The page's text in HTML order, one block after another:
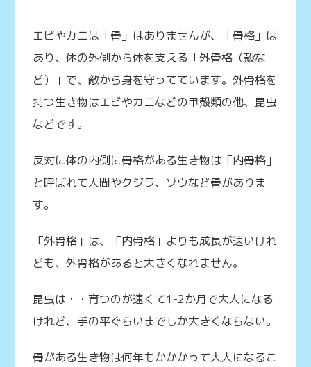
エビやカニは「骨」はありませんが、「骨格」は
あり、体の外側から体を支える「外骨格（殻な
ど）」で、敵から身を守ってています。外骨格を
持つ生き物はエビやカニなどの甲殻類の他、昆虫
などです。
反対に体の内側に骨格がある生き物は「内骨格」
と呼ばれて人間やクジラ、ゾウなど骨がありま
す。
「外骨格」は、「内骨格」よりも成長が速いけれ
ども、外骨格があると大きくなれません。
昆虫は・・育つのが速くて1-2か月で大人になる
けれど、手の平ぐらいまでしか大きくならない。
骨がある生き物は何年もかかかって大人になるこ